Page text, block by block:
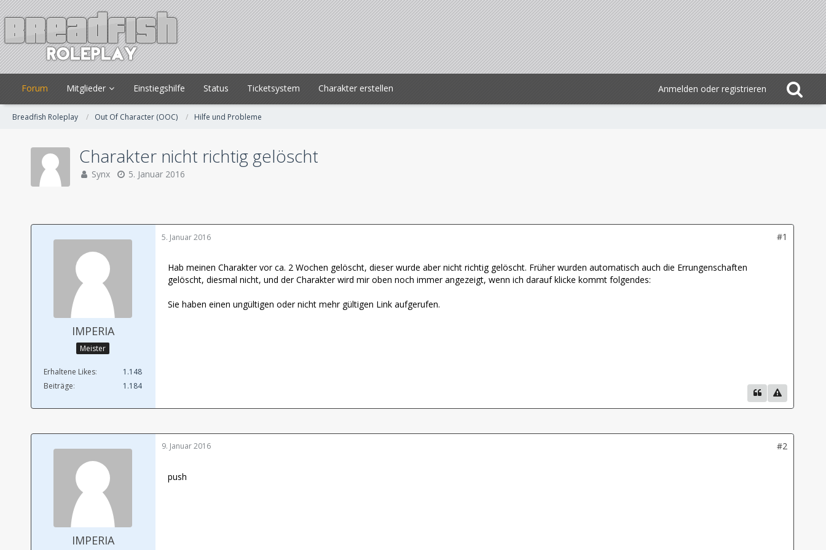
Forum Mitglieder Einstiegshilfe Status Ticketsystem Charakter erstellen Anmelden oder registrieren
Breadfish Roleplay Out Of Character (OOC) Hilfe und Probleme
Charakter nicht richtig gelöscht
Synx 5. Januar 2016
IMPERIA
Meister
Erhaltene Likes
1.148
Beiträge
1.184
5. Januar 2016 #1
Hab meinen Charakter vor ca. 2 Wochen gelöscht, dieser wurde aber nicht richtig gelöscht. Früher wurden automatisch auch die Errungenschaften
gelöscht, diesmal nicht, und der Charakter wird mir oben noch immer angezeigt, wenn ich darauf klicke kommt folgendes:
Sie haben einen ungültigen oder nicht mehr gültigen Link aufgerufen.
IMPERIA
9. Januar 2016 #2
push